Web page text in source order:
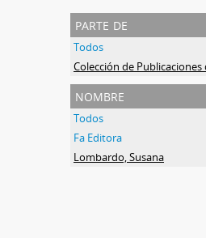
parte de
Todos
nombre
Todos
Fa Editora
Lombardo, Susana